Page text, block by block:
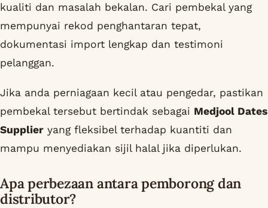
kualiti dan masalah bekalan. Cari pembekal yang
mempunyai rekod penghantaran tepat,
dokumentasi import lengkap dan testimoni
pelanggan.
Jika anda perniagaan kecil atau pengedar, pastikan
pembekal tersebut bertindak sebagai Medjool Dates
Supplier yang fleksibel terhadap kuantiti dan
mampu menyediakan sijil halal jika diperlukan.
Apa perbezaan antara pemborong dan
distributor?